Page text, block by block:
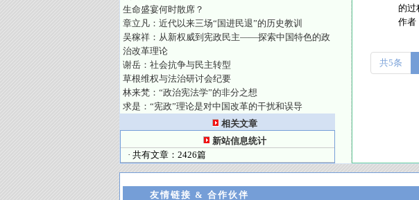
生命盛宴何时散席？
章立凡：近代以来三场“国进民退”的历史教训
吴稼祥：从新权威到宪政民主——探索中国特色的政
治改革理论
谢岳：社会抗争与民主转型
草根维权与法治研讨会纪要
林来梵：“政治宪法学”的非分之想
求是：“宪政”理论是对中国改革的干扰和误导
相关文章
新站信息统计
· 共有文章：2426篇
的过
作者
共5条
友情链接 & 合作伙伴